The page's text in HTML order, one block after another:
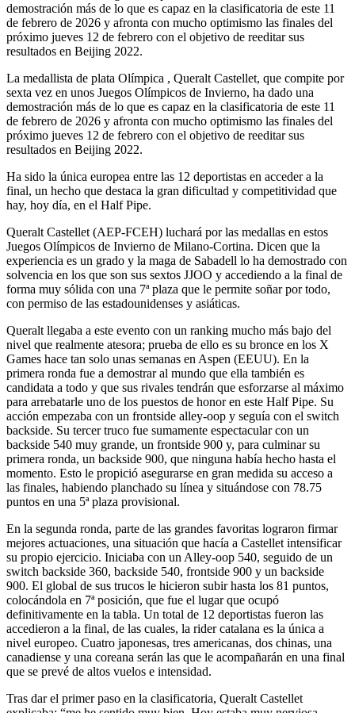
demostración más de lo que es capaz en la clasificatoria de este 11
de febrero de 2026 y afronta con mucho optimismo las finales del
próximo jueves 12 de febrero con el objetivo de reeditar sus
resultados en Beijing 2022.
La medallista de plata Olímpica , Queralt Castellet, que compite por
sexta vez en unos Juegos Olímpicos de Invierno, ha dado una
demostración más de lo que es capaz en la clasificatoria de este 11
de febrero de 2026 y afronta con mucho optimismo las finales del
próximo jueves 12 de febrero con el objetivo de reeditar sus
resultados en Beijing 2022.
Ha sido la única europea entre las 12 deportistas en acceder a la
final, un hecho que destaca la gran dificultad y competitividad que
hay, hoy día, en el Half Pipe.
Queralt Castellet (AEP-FCEH) luchará por las medallas en estos
Juegos Olímpicos de Invierno de Milano-Cortina. Dicen que la
experiencia es un grado y la maga de Sabadell lo ha demostrado con
solvencia en los que son sus sextos JJOO y accediendo a la final de
forma muy sólida con una 7ª plaza que le permite soñar por todo,
con permiso de las estadounidenses y asiáticas.
Queralt llegaba a este evento con un ranking mucho más bajo del
nivel que realmente atesora; prueba de ello es su bronce en los X
Games hace tan solo unas semanas en Aspen (EEUU). En la
primera ronda fue a demostrar al mundo que ella también es
candidata a todo y que sus rivales tendrán que esforzarse al máximo
para arrebatarle uno de los puestos de honor en este Half Pipe. Su
acción empezaba con un frontside alley-oop y seguía con el switch
backside. Su tercer truco fue sumamente espectacular con un
backside 540 muy grande, un frontside 900 y, para culminar su
primera ronda, un backside 900, que ninguna había hecho hasta el
momento. Esto le propició asegurarse en gran medida su acceso a
las finales, habiendo planchado su línea y situándose con 78.75
puntos en una 5ª plaza provisional.
En la segunda ronda, parte de las grandes favoritas lograron firmar
mejores actuaciones, una situación que hacía a Castellet intensificar
su propio ejercicio. Iniciaba con un Alley-oop 540, seguido de un
switch backside 360, backside 540, frontside 900 y un backside
900. El global de sus trucos le hicieron subir hasta los 81 puntos,
colocándola en 7ª posición, que fue el lugar que ocupó
definitivamente en la tabla. Un total de 12 deportistas fueron las
accedieron a la final, de las cuales, la rider catalana es la única a
nivel europeo. Cuatro japonesas, tres americanas, dos chinas, una
canadiense y una coreana serán las que le acompañarán en una final
que se prevé de altos vuelos e intensidad.
Tras dar el primer paso en la clasificatoria, Queralt Castellet